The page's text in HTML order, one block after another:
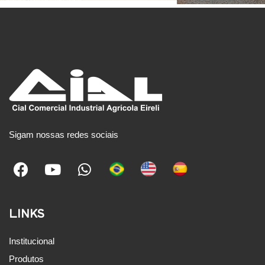
Sigam nossas redes sociais
LINKS
Institucional
Produtos